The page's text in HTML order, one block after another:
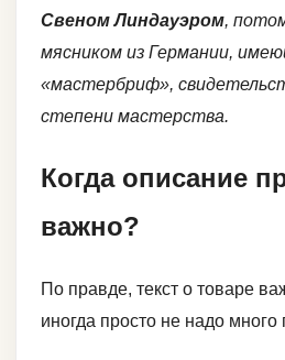
Свеном Линдауэром,
мясником из Германии,
«мастербриф»,
степени мастерства.
Когда описание
важно?
По правде, текст о товаре
иногда просто не надо много